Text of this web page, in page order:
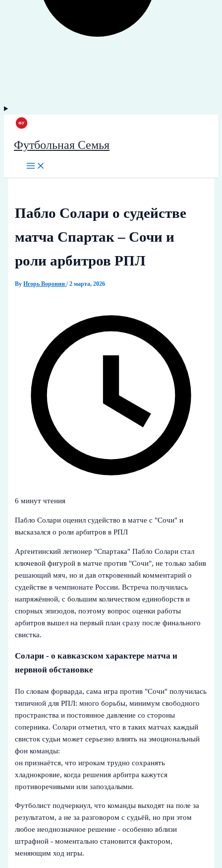
Футбольная Семья
Пабло Солари о судействе
матча Спартак – Сочи и
роли арбитров РПЛ
ByИгорь Воронин/2 марта, 2026
6 минут чтения
Пабло Солари оценил судейство в матче с "Сочи" и
высказался о роли арбитров в РПЛ
Аргентинский легионер "Спартака" Пабло Солари стал
ключевой фигурой в матче против "Сочи", не только забив
решающий мяч, но и дав откровенный комментарий о
судействе в чемпионате России. Встреча получилась
напряжённой, с большим количеством единоборств и
спорных эпизодов, поэтому вопрос оценки работы
арбитров вышел на первый план сразу после финального
свистка.
Солари - о кавказском характере матча и
нервной обстановке
По словам форварда, сама игра против "Сочи" получилась
типичной для РПЛ: много борьбы, минимум свободного
пространства и постоянное давление со стороны
соперника. Солари отметил, что в таких матчах каждый
свисток судьи может серьезно влиять на эмоциональный
фон команды:
он признаётся, что игрокам трудно сохранять
хладнокровие, когда решения арбитра кажутся
противоречивыми или запоздалыми.
Футболист подчеркнул, что команды выходят на поле за
результатом, а не за разговором с судьёй, но при этом
любое неоднозначное решение - особенно вблизи
штрафной - моментально становится фактором,
меняющим ход игры.